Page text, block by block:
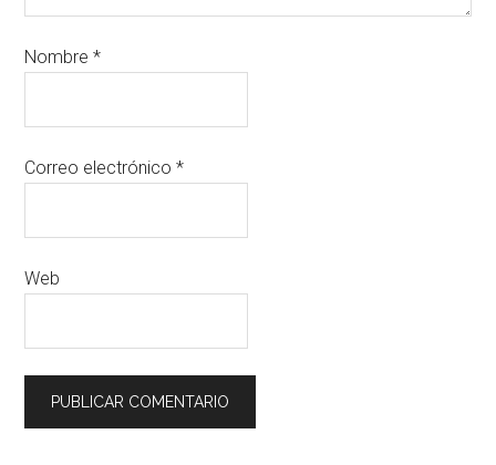
Nombre*
Correo electrónico*
Web